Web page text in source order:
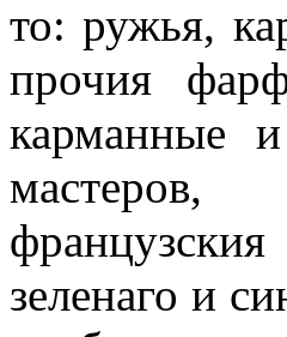
то: ружья,
прочия
карманные
мастеров,
зеленаго и